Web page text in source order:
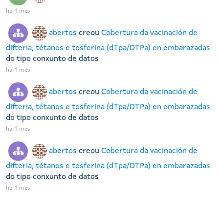
hai 1 mes
abertos creou Cobertura da vacinación de
difteria, tétanos e tosferina (dTpa/DTPa) en embarazadas
do tipo conxunto de datos
hai 1 mes
abertos creou Cobertura da vacinación de
difteria, tétanos e tosferina (dTpa/DTPa) en embarazadas
do tipo conxunto de datos
hai 1 mes
abertos creou Cobertura da vacinación de
difteria, tétanos e tosferina (dTpa/DTPa) en embarazadas
do tipo conxunto de datos
hai 1 mes